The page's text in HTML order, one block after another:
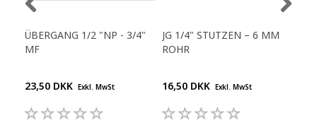
ÜBERGANG 1/2 "NP - 3/4"
MF
23,50 DKK Exkl. MwSt
JG 1/4" STUTZEN – 6 MM
ROHR
16,50 DKK Exkl. MwSt